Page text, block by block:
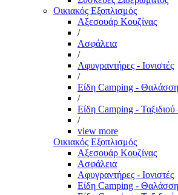
Οικιακός Εξοπλισμός
Αξεσουάρ Κουζίνας
/
Ασφάλεια
/
Αφυγραντήρες - Ιονιστές
/
Είδη Camping -
/
Είδη Camping -
/
view more
Οικιακός Εξοπλισμός
Αξεσουάρ Κουζίνας
Ασφάλεια
Αφυγραντήρες - Ιονιστές
Είδη Camping -